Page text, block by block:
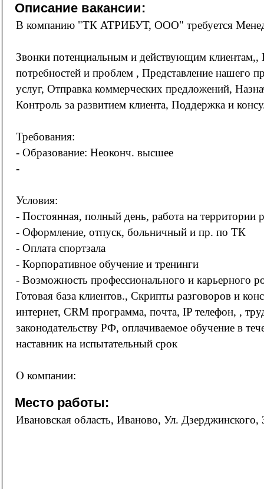
Описание вакансии:
В компанию "ТК АТРИБУТ, ООО" требуется
Звонки потенциальным и действующим клиентам,,
потребностей и проблем , Представление нашего
услуг, Отправка коммерческих предложений,
Контроль за развитием клиента, Поддержка и
Требования:
- Образование: Неоконч. высшее
-
Условия:
- Постоянная, полный день, работа на территории
- Оформление, отпуск, больничный и пр. по ТК
- Оплата спортзала
- Корпоративное обучение и тренинги
- Возможность профессионального и карьерного
Готовая база клиентов., Скрипты разговоров и
интернет, CRM программа, почта, IP телефон, ,
законодательству РФ, оплачиваемое обучение в
наставник на испытательный срок
О компании:
Место работы:
Ивановская область, Иваново, Ул. Дзерджинского,